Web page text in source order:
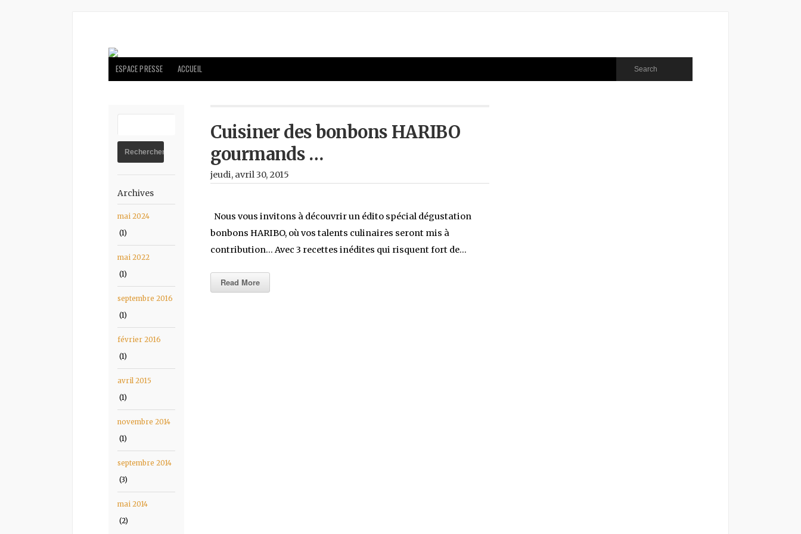
ESPACE PRESSE ACCUEIL
Archives
mai 2024
(1)
mai 2022
(1)
septembre 2016
(1)
février 2016
(1)
avril 2015
(1)
novembre 2014
(1)
septembre 2014
(3)
mai 2014
(2)
Cuisiner des bonbons HARIBO
gourmands …
jeudi, avril 30, 2015
Nous vous invitons à découvrir un édito spécial dégustation
bonbons HARIBO, où vos talents culinaires seront mis à
contribution… Avec 3 recettes inédites qui risquent fort de…
Read More